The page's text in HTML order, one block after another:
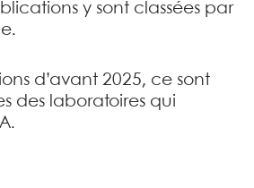
y sont classées par
d’avant 2025, ce sont
des laboratoires qui